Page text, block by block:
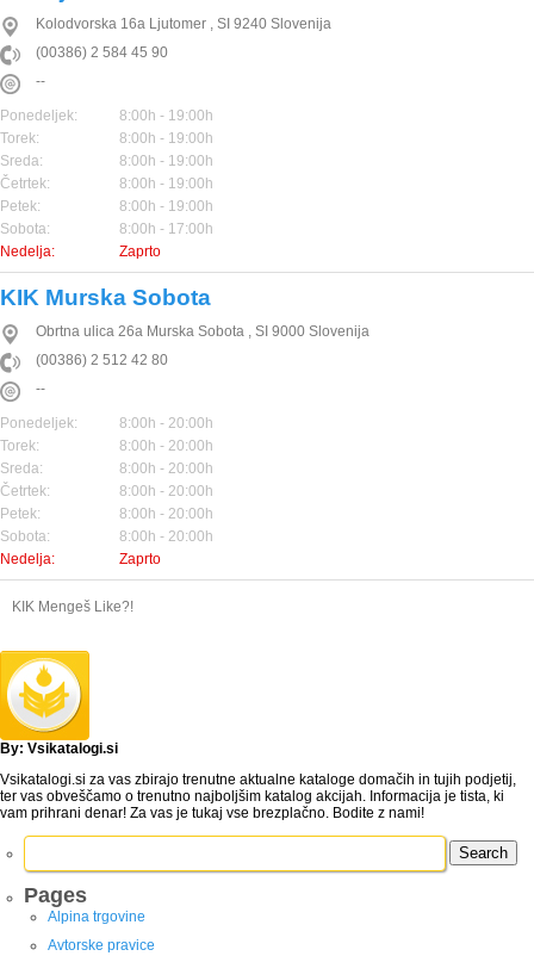
Kolodvorska 16a Ljutomer , SI 9240 Slovenija
(00386) 2 584 45 90
--
Ponedeljek:
8:00h - 19:00h
Torek:
8:00h - 19:00h
Sreda:
8:00h - 19:00h
Četrtek:
8:00h - 19:00h
Petek:
8:00h - 19:00h
Sobota:
8:00h - 17:00h
Nedelja:
Zaprto
KIK Murska Sobota
Obrtna ulica 26a Murska Sobota , SI 9000 Slovenija
(00386) 2 512 42 80
--
Ponedeljek:
8:00h - 20:00h
Torek:
8:00h - 20:00h
Sreda:
8:00h - 20:00h
Četrtek:
8:00h - 20:00h
Petek:
8:00h - 20:00h
Sobota:
8:00h - 20:00h
Nedelja:
Zaprto
KIK Mengeš Like?!
By: Vsikatalogi.si
Vsikatalogi.si za vas zbirajo trenutne aktualne kataloge domačih in tujih podjetij,
ter vas obveščamo o trenutno najboljšim katalog akcijah. Informacija je tista, ki
vam prihrani denar! Za vas je tukaj vse brezplačno. Bodite z nami!
Search
Pages
Alpina trgovine
Avtorske pravice